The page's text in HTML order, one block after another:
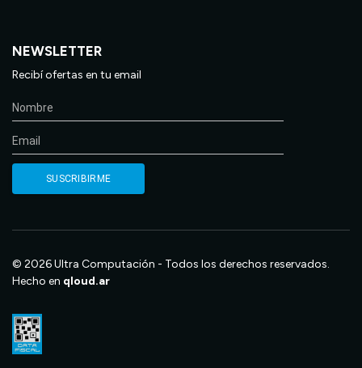
NEWSLETTER
Recibí ofertas en tu email
© 2026 Ultra Computación - Todos los derechos reservados.
Hecho en qloud.ar